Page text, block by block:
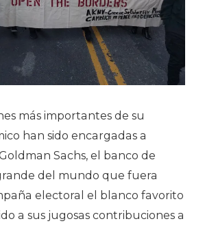
más importantes de su
han sido encargadas a
Sachs, el banco de
del mundo que fuera
electoral el blanco favorito
a sus jugosas contribuciones a